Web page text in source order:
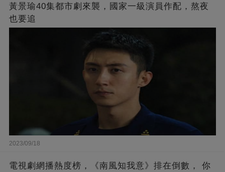
黃景瑜40集都市劇來襲，國家一級演員作配，熬夜
也要追
2023/09/18
電視劇網播熱度榜，《南風知我意》排在倒數， 你